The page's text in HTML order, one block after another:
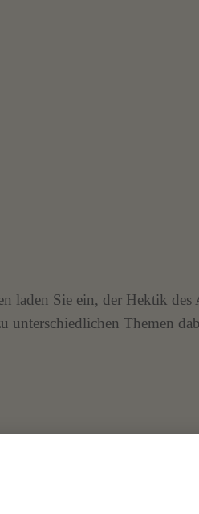
laden Sie ein, der Hektik des
unterschiedlichen Themen